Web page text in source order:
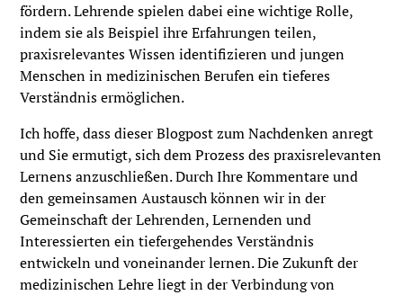
fördern. Lehrende spielen dabei eine wichtige Rolle,
indem sie als Beispiel ihre Erfahrungen teilen,
praxisrelevantes Wissen identifizieren und jungen
Menschen in medizinischen Berufen ein tieferes
Verständnis ermöglichen.
Ich hoffe, dass dieser Blogpost zum Nachdenken anregt
und Sie ermutigt, sich dem Prozess des praxisrelevanten
Lernens anzuschließen. Durch Ihre Kommentare und
den gemeinsamen Austausch können wir in der
Gemeinschaft der Lehrenden, Lernenden und
Interessierten ein tiefergehendes Verständnis
entwickeln und voneinander lernen. Die Zukunft der
medizinischen Lehre liegt in der Verbindung von